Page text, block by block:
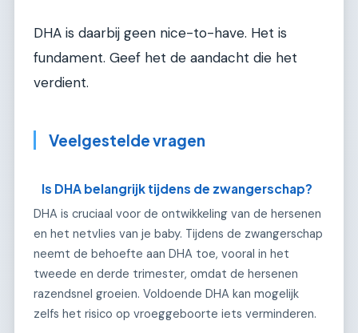
DHA is daarbij geen nice-to-have. Het is
fundament. Geef het de aandacht die het
verdient.
Veelgestelde vragen
Is DHA belangrijk tijdens de zwangerschap?
DHA is cruciaal voor de ontwikkeling van de hersenen
en het netvlies van je baby. Tijdens de zwangerschap
neemt de behoefte aan DHA toe, vooral in het
tweede en derde trimester, omdat de hersenen
razendsnel groeien. Voldoende DHA kan mogelijk
zelfs het risico op vroeggeboorte iets verminderen.